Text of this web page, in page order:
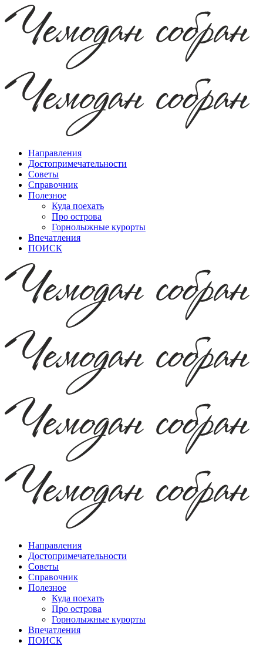
Направления
Достопримечательности
Советы
Справочник
Полезное
Куда поехать
Про острова
Горнолыжные курорты
Впечатления
ПОИСК
Направления
Достопримечательности
Советы
Справочник
Полезное
Куда поехать
Про острова
Горнолыжные курорты
Впечатления
ПОИСК